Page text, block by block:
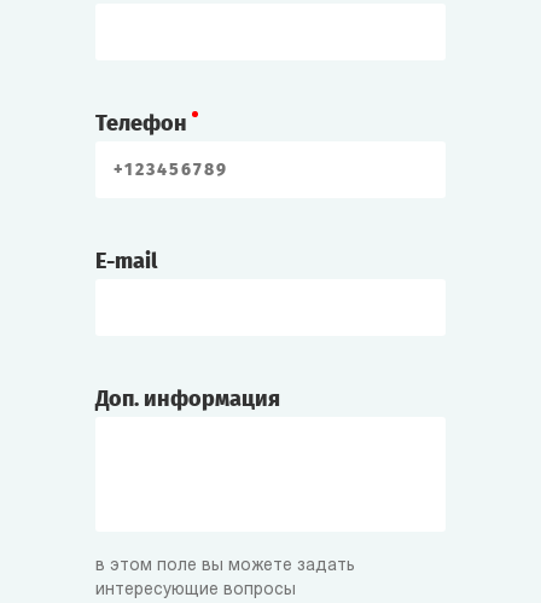
Телефон
E-mail
Доп. информация
в этом поле вы можете задать
интересующие вопросы